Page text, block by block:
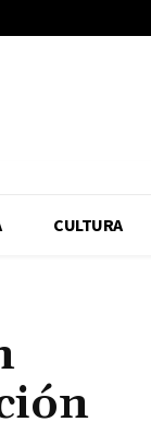
CULTURA